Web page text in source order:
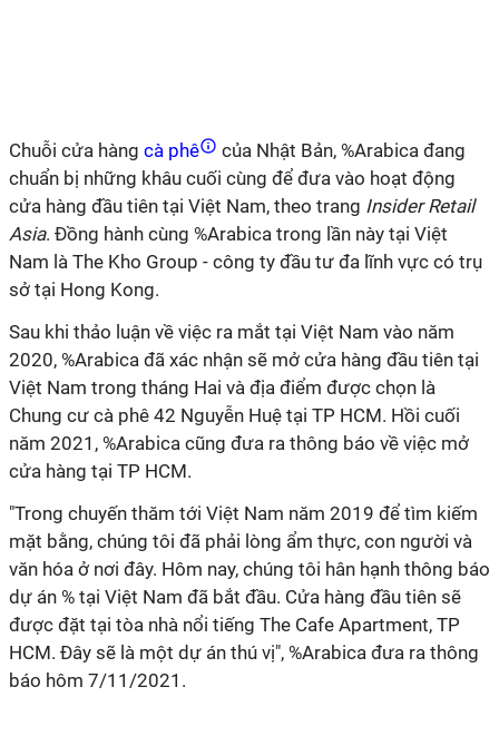
Chuỗi cửa hàng cà phê
của Nhật Bản, %Arabica đang
chuẩn bị những khâu cuối cùng để đưa vào hoạt động
cửa hàng đầu tiên tại Việt Nam, theo trang Insider Retail
Asia. Đồng hành cùng %Arabica trong lần này tại Việt
Nam là The Kho Group - công ty đầu tư đa lĩnh vực có trụ
sở tại Hong Kong.
Sau khi thảo luận về việc ra mắt tại Việt Nam vào năm
2020, %Arabica đã xác nhận sẽ mở cửa hàng đầu tiên tại
Việt Nam trong tháng Hai và địa điểm được chọn là
Chung cư cà phê 42 Nguyễn Huệ tại TP HCM. Hồi cuối
năm 2021, %Arabica cũng đưa ra thông báo về việc mở
cửa hàng tại TP HCM.
"Trong chuyến thăm tới Việt Nam năm 2019 để tìm kiếm
mặt bằng, chúng tôi đã phải lòng ẩm thực, con người và
văn hóa ở nơi đây. Hôm nay, chúng tôi hân hạnh thông báo
dự án % tại Việt Nam đã bắt đầu. Cửa hàng đầu tiên sẽ
được đặt tại tòa nhà nổi tiếng The Cafe Apartment, TP
HCM. Đây sẽ là một dự án thú vị", %Arabica đưa ra thông
báo hôm 7/11/2021.